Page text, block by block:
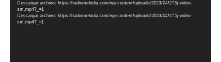
vídeo
Descargar archivo: https://radiomelodia.com/wp-content/uploads/2023/04/2T5j-video-
sm.mp4?_=1
Descargar archivo: https://radiomelodia.com/wp-content/uploads/2023/04/2T5j-video-
sm.mp4?_=1